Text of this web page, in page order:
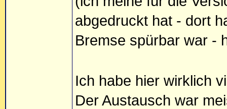
abgedruckt hat - dort
Bremse spürbar war -
Ich habe hier wirklich
Der Austausch war